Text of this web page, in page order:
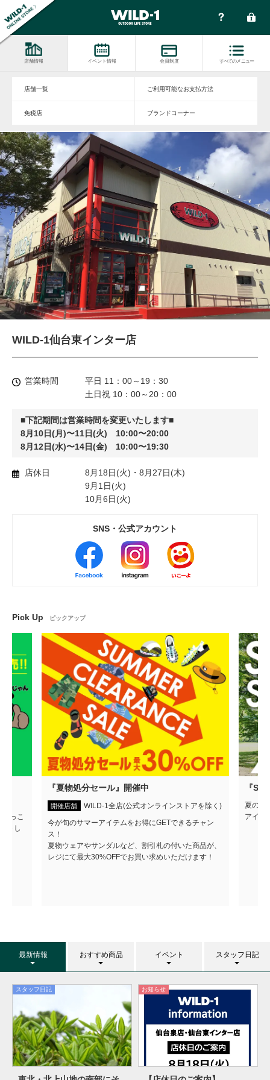
店舗情報 イベント情報 会員制度 すべてのメニュー
店舗一覧 ご利用可能なお支払方法
免税店 ブランドコーナー
WILD-1仙台東インター店
営業時間
平日 11：00～19：30
土日祝 10：00～20：00
■下記期間は営業時間を変更いたします■
8月10日(月)〜11日(火) 10:00〜20:00
8月12日(水)〜14日(金) 10:00〜19:30
店休日
8月18日(火)・8月27日(木)
9月1日(火)
10月6日(火)
SNS・公式アカウント
Pick Up ピックアップ
っこ
トし
『夏物処分セール』開催中
開催店舗
WILD-1全店(公式オンラインストアを除く)
今が旬のサマーアイテムをお得にGETできるチャン
ス！
夏物ウェアやサンダルなど、割引札の付いた商品が、
レジにて最大30%OFFでお買い求めいただけます！
『
夏のア
アイテ
最新情報 おすすめ商品 イベント スタッフ日記
スタッフ日記 お知らせ